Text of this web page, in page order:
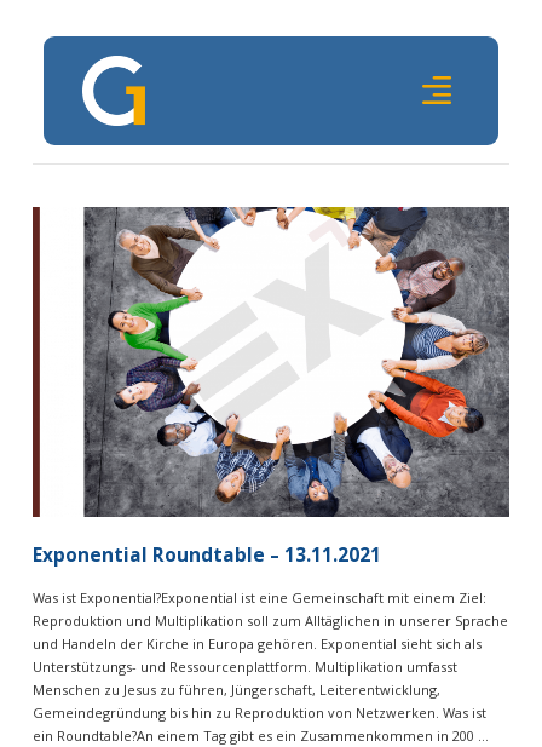
Exponential Roundtable – 13.11.2021
Was ist Exponential?Exponential ist eine Gemeinschaft mit einem Ziel:
Reproduktion und Multiplikation soll zum Alltäglichen in unserer Sprache
und Handeln der Kirche in Europa gehören. Exponential sieht sich als
Unterstützungs- und Ressourcenplattform. Multiplikation umfasst
Menschen zu Jesus zu führen, Jüngerschaft, Leiterentwicklung,
Gemeindegründung bis hin zu Reproduktion von Netzwerken. Was ist
ein Roundtable?An einem Tag gibt es ein Zusammenkommen in 200 …